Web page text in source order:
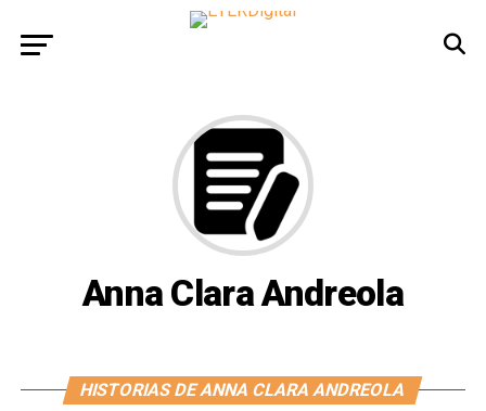
Anna Clara Andreola
HISTORIAS DE ANNA CLARA ANDREOLA